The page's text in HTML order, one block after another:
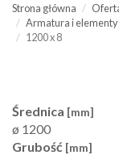
Strona główna
Armatura i
1200 x 8
Średnica [mm]
ø 1200
Grubość [mm]